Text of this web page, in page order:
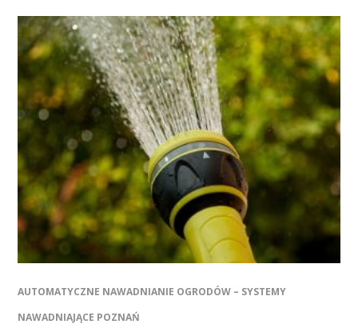
AUTOMATYCZNE NAWADNIANIE OGRODÓW – SYSTEMY
NAWADNIAJĄCE POZNAŃ